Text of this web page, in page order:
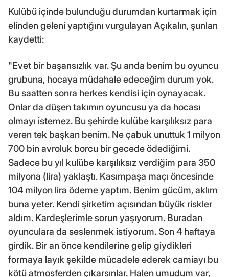
Kulübü içinde bulunduğu durumdan kurtarmak için
elinden geleni yaptığını vurgulayan Açıkalın, şunları
kaydetti:
"Evet bir başarısızlık var. Şu anda benim bu oyuncu
grubuna, hocaya müdahale edeceğim durum yok.
Bu saatten sonra herkes kendisi için oynayacak.
Onlar da düşen takımın oyuncusu ya da hocası
olmayı istemez. Bu şehirde kulübe karşılıksız para
veren tek başkan benim. Ne çabuk unuttuk 1 milyon
700 bin avroluk borcu bir gecede ödediğimi.
Sadece bu yıl kulübe karşılıksız verdiğim para 350
milyona (lira) yaklaştı. Kasımpaşa maçı öncesinde
104 milyon lira ödeme yaptım. Benim gücüm, aklım
buna yeter. Kendi şirketim açısından büyük riskler
aldım. Kardeşlerimle sorun yaşıyorum. Buradan
oyunculara da seslenmek istiyorum. Son 4 haftaya
girdik. Bir an önce kendilerine gelip giydikleri
formaya layık şekilde mücadele ederek camiayı bu
kötü atmosferden çıkarsınlar. Halen umudum var,